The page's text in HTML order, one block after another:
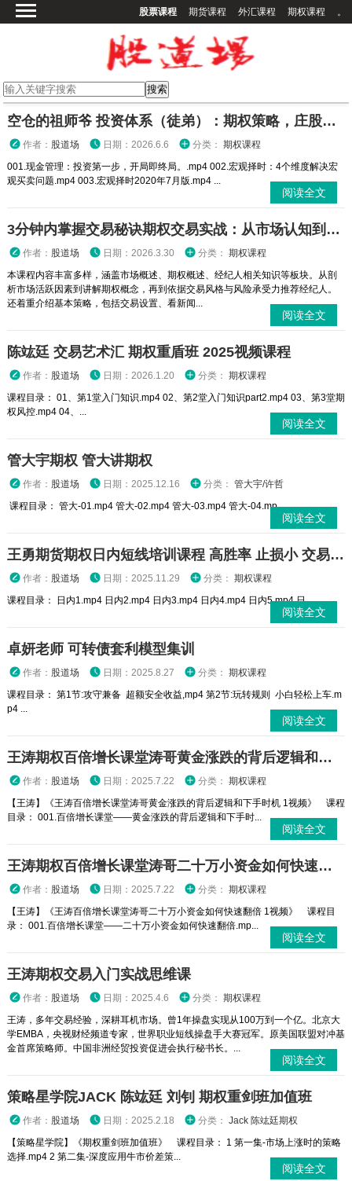
股票课程 期货课程 外汇课程 期权课程 。
期货课程
期权课程
外汇课程
高校课程
空仓的祖师爷 投资体系（徒弟）：期权策略，庄股策略
作者： 股道场 日期：2026.6.6 分类： 期权课程
001.现金管理：投资第一步，开局即终局。.mp4 002.宏观择时：4个维度解决宏
观买卖问题.mp4 003.宏观择时2020年7月版.mp4 ...
阅读全文
3分钟内掌握交易秘诀期权交易实战：从市场认知到策略执行全攻略
作者： 股道场 日期：2026.3.30 分类： 期权课程
本课程内容丰富多样，涵盖市场概述、期权概述、经纪人相关知识等板块。从剖
析市场活跃因素到讲解期权概念，再到依据交易风格与风险承受力推荐经纪人。
还着重介绍基本策略，包括交易设置、看新闻...
阅读全文
陈竑廷 交易艺术汇 期权重盾班 2025视频课程
作者： 股道场 日期：2026.1.20 分类： 期权课程
课程目录： 01、第1堂入门知识.mp4 02、第2堂入门知识part2.mp4 03、第3堂期
权风控.mp4 04、...
阅读全文
管大宇期权 管大讲期权
作者： 股道场 日期：2025.12.16 分类： 管大宇/许哲
课程目录： 管大-01.mp4 管大-02.mp4 管大-03.mp4 管大-04.mp...
阅读全文
王勇期货期权日内短线培训课程 高胜率 止损小 交易高手
作者： 股道场 日期：2025.11.29 分类： 期权课程
课程目录： 日内1.mp4 日内2.mp4 日内3.mp4 日内4.mp4 日内5.mp4 日...
阅读全文
卓妍老师 可转债套利模型集训
作者： 股道场 日期：2025.8.27 分类： 期权课程
课程目录： 第1节:攻守兼备 超额安全收益,mp4 第2节:玩转规则 小白轻松上车.m
p4 ...
阅读全文
王涛期权百倍增长课堂涛哥黄金涨跌的背后逻辑和下手时机 1视频
作者： 股道场 日期：2025.7.22 分类： 期权课程
【王涛】《王涛百倍增长课堂涛哥黄金涨跌的背后逻辑和下手时机 1视频》 课程
目录： 001.百倍增长课堂——黄金涨跌的背后逻辑和下手时...
阅读全文
王涛期权百倍增长课堂涛哥二十万小资金如何快速翻倍 1视频
作者： 股道场 日期：2025.7.22 分类： 期权课程
【王涛】《王涛百倍增长课堂涛哥二十万小资金如何快速翻倍 1视频》 课程目
录： 001.百倍增长课堂——二十万小资金如何快速翻倍.mp...
阅读全文
王涛期权交易入门实战思维课
作者： 股道场 日期：2025.4.6 分类： 期权课程
王涛，多年交易经验，深耕耳机市场。曾1年操盘实现从100万到一个亿。北京大
学EMBA，央视财经频道专家，世界职业短线操盘手大赛冠军。原美国联盟对冲基
金首席策略师。中国非洲经贸投资促进会执行秘书长。...
阅读全文
策略星学院JACK 陈竑廷 刘钊 期权重剑班加值班
作者： 股道场 日期：2025.2.18 分类： Jack 陈竑廷期权
【策略星学院】《期权重剑班加值班》 课程目录： 1 第一集-市场上涨时的策略
选择.mp4 2 第二集-深度应用牛市价差策...
阅读全文